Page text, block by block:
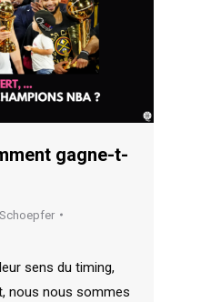
gagne-t-
sens du timing,
nous nous sommes